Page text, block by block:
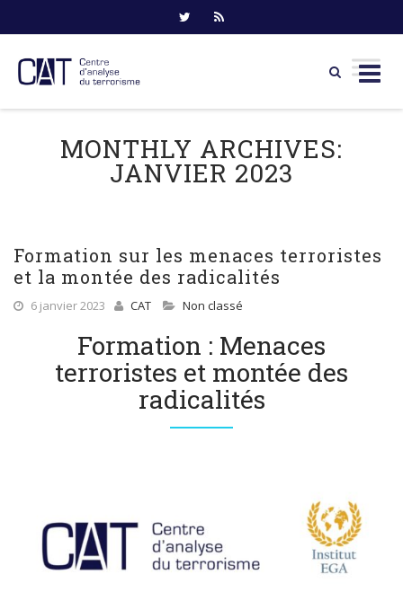
MONTHLY ARCHIVES:
JANVIER 2023
Formation sur les menaces terroristes
et la montée des radicalités
6 janvier 2023 CAT Non classé
Formation : Menaces
terroristes et montée des
radicalités